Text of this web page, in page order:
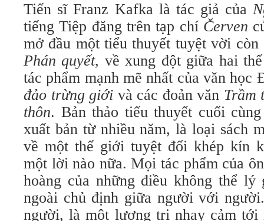
Tiến sĩ Franz Kafka là tác giả của
tiếng Tiệp đăng trên tạp chí Červen
mở đầu một tiểu thuyết tuyệt vời còn
Phán quyết, về xung đột giữa hai
tác phẩm mạnh mẽ nhất của văn
đảo trừng giới và các đoản văn Trầm
thôn. Bản thảo tiểu thuyết cuối
xuất bản từ nhiều năm, là loại sách
về một thế giới tuyệt đối khép kín
một lời nào nữa. Mọi tác phẩm của
hoàng của những điều không thể
ngoài chủ định giữa người với
người, là một lương tri nhạy cảm tới